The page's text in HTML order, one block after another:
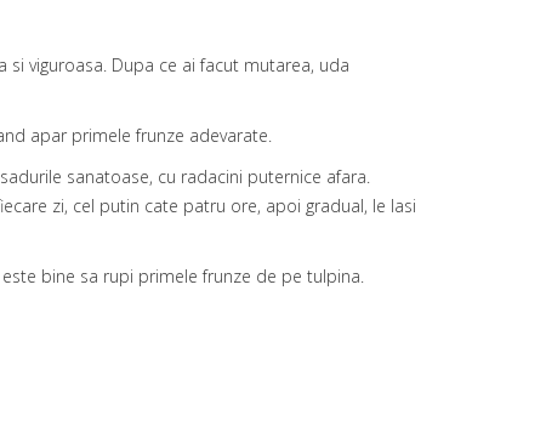
viguroasa. Dupa ce ai facut mutarea, uda
apar primele frunze adevarate.
sanatoase, cu radacini puternice afara.
zi, cel putin cate patru ore, apoi gradual, le lasi
bine sa rupi primele frunze de pe tulpina.